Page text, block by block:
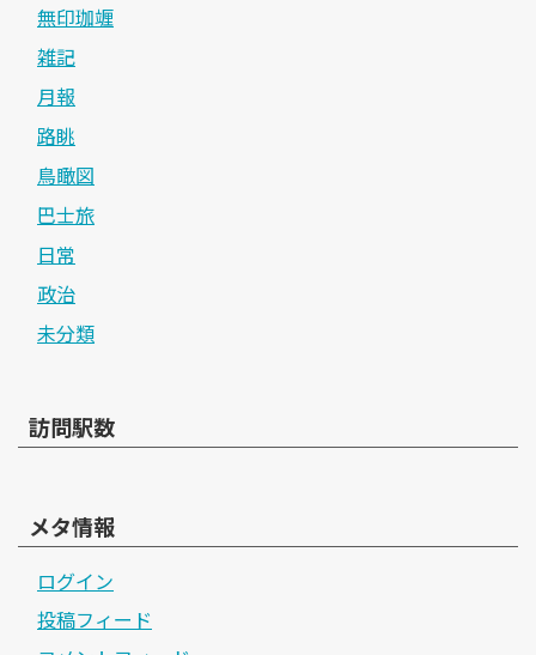
無印珈竰
雑記
月報
路眺
鳥瞰図
巴士旅
日常
政治
未分類
訪問駅数
メタ情報
ログイン
投稿フィード